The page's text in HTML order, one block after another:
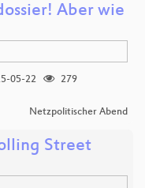
Aber wie
05-22
279
Netzpolitischer Abend
Street